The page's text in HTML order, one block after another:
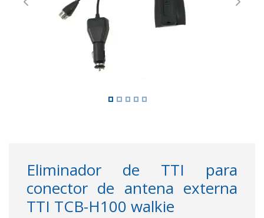
Previous Next
Eliminador de TTI para
conector de antena externa
TTI TCB-H100 walkie